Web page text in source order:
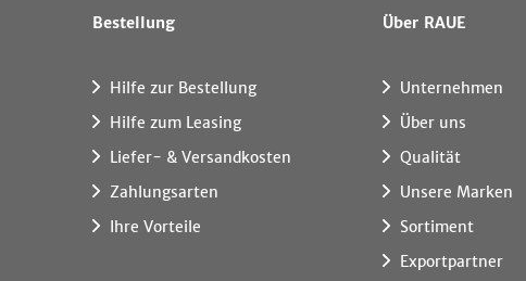
Bestellung
Hilfe zur Bestellung
Hilfe zum Leasing
Liefer- & Versandkosten
Zahlungsarten
Ihre Vorteile
Über RAUE
Unternehmen
Über uns
Qualität
Unsere Marken
Sortiment
Exportpartner